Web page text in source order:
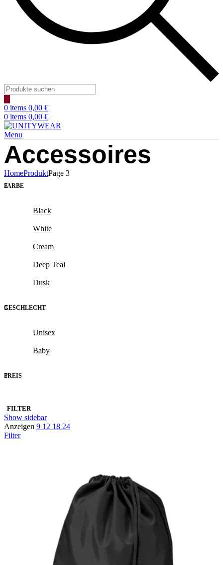
Products
search
0 items 0,00 €
0 items 0,00 €
Menu
Accessoires
HomeProduktPage 3
FARBE
Black
White
Cream
Deep Teal
Dusk
GESCHLECHT
Unisex
Baby
PREIS
FILTER
Show sidebar
Anzeigen 9 12 18 24
Filter